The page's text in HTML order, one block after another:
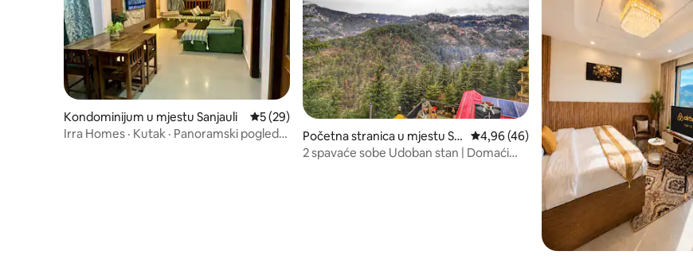
Kondominijum u mjestu Sanjauli prosječna ocjena 5 od 5, recenzija: 29
5 (29)
Irra Homes · Kutak · Panoramski pogled
Početna stranica u mjestu Shi
mla
prosječna ocjena 4,96 od 5, recenzija: 46
4,96 (46)
2 spavaće sobe Udoban stan | Domaći